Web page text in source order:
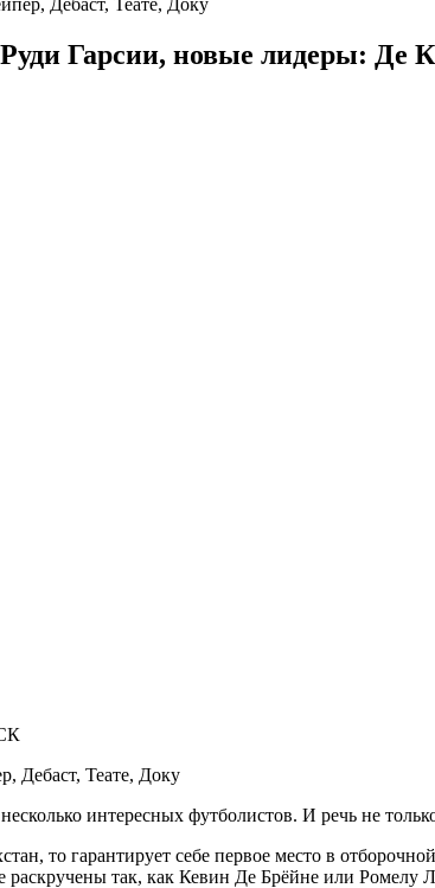
Дебаст, Теате, Доку
Гарсии, новые лидеры: Де
интересных футболистов. И речь не
то гарантирует себе первое место в
раскручены так, как Кевин Де Брёйне или Ромелу